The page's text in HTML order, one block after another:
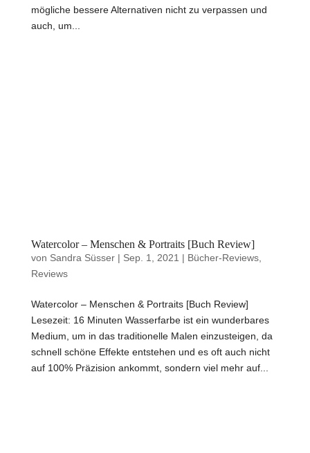
mögliche bessere Alternativen nicht zu verpassen und
auch, um...
Watercolor – Menschen & Portraits [Buch Review]
von Sandra Süsser| Sep. 1, 2021 | Bücher-Reviews,
Reviews
Watercolor – Menschen & Portraits [Buch Review]
Lesezeit: 16 Minuten Wasserfarbe ist ein wunderbares
Medium, um in das traditionelle Malen einzusteigen, da
schnell schöne Effekte entstehen und es oft auch nicht
auf 100% Präzision ankommt, sondern viel mehr auf...